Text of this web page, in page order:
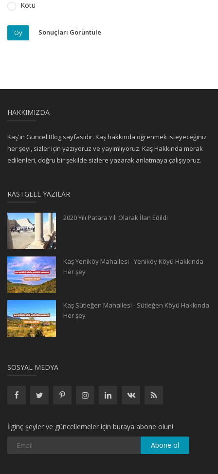
Kötü
Oy Sonuçları Görüntüle
HAKKIMIZDA
Kaş'ın Güncel Blog sayfasıdır. Kaş hakkında öğrenmek isteyeceğiniz
her şeyi, sizler için yazıyoruz ve yayımlıyoruz. Kaş Hakkında merak
edilenleri, doğru bir şekilde sizlere yazarak anlatmaya çalışıyoruz.
RASTGELE YAZILAR
2020 Yılı Patara Yılı Olarak İlan Edildi
Kaş Yeniköy Mahallesi - Yeniköy Köyü Hakkında
Her şey
Kaş Sütleğen Mahallesi - Sütleğen Köyü Hakkında
Her şey
SOSYAL MEDYA
İlginç şeyler ve güncellemeler için buraya abone olun!